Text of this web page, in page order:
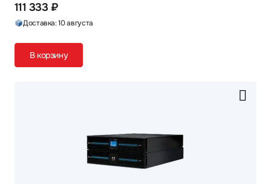
111 333 ₽
Доставка: 10 августа
В корзину